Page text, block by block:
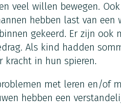
veel willen bewegen.
hebben last van een
gekeerd. Er zijn ook
Als kind hadden
kracht in hun spieren.
met leren en/of
hebben een